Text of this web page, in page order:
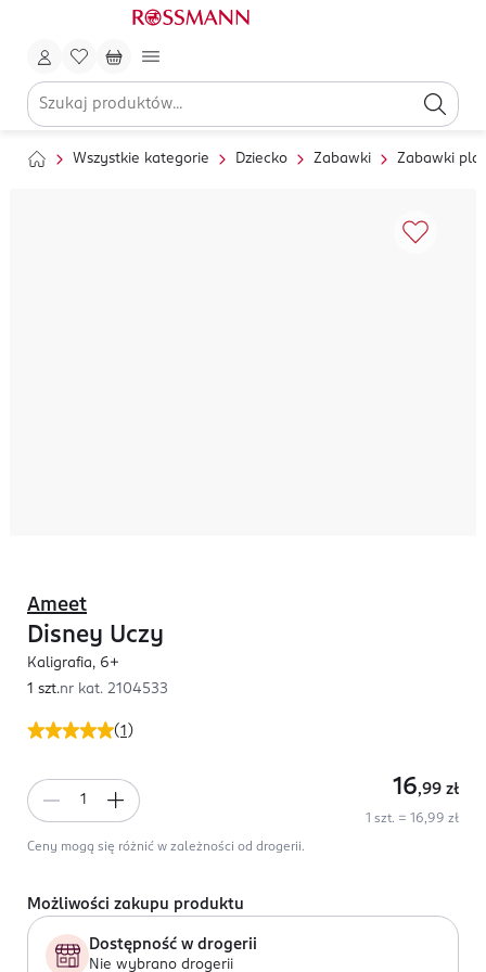
Wszystkie kategorie Dziecko Zabawki Zabawki
(1 )
Ameet
Disney Uczy
Kaligrafia, 6+
1 szt.nr kat. 2104533
16,99 zł
1 szt. = 16,99 zł
Ceny mogą się różnić w zależności od drogerii.
Możliwości zakupu produktu
Dostępność w drogerii
Nie wybrano drogerii